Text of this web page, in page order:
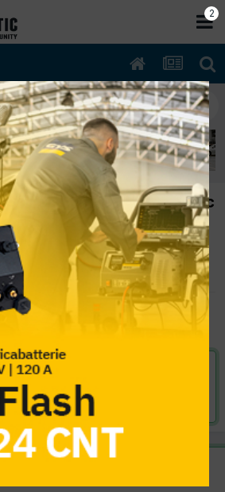
SCENIC II 09/2004 1500cc
Diverse anomalie
parte
ALLA SOLUZIONE
elettronic,20 Marzo 2014
1